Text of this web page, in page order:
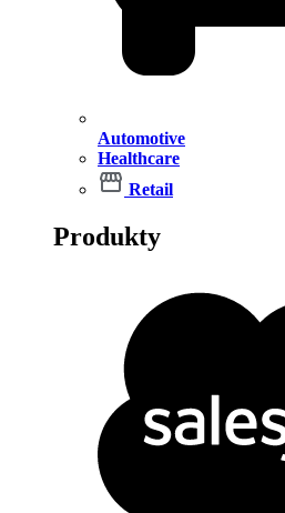
Automotive
Healthcare
Retail
Produkty